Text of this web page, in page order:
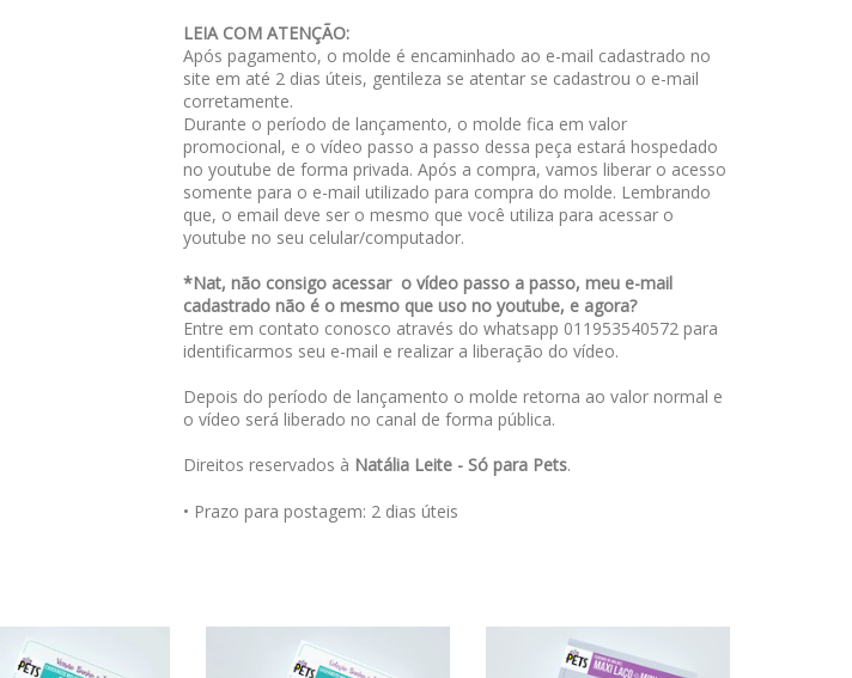
LEIA COM ATENÇÃO:
Após pagamento, o molde é encaminhado ao e-mail cadastrado no
site em até 2 dias úteis, gentileza se atentar se cadastrou o e-mail
corretamente.
Durante o período de lançamento, o molde fica em valor
promocional, e o vídeo passo a passo dessa peça estará hospedado
no youtube de forma privada. Após a compra, vamos liberar o acesso
somente para o e-mail utilizado para compra do molde. Lembrando
que, o email deve ser o mesmo que você utiliza para acessar o
youtube no seu celular/computador.
*Nat, não consigo acessar o vídeo passo a passo, meu e-mail
cadastrado não é o mesmo que uso no youtube, e agora?
Entre em contato conosco através do whatsapp 011953540572 para
identificarmos seu e-mail e realizar a liberação do vídeo.
Depois do período de lançamento o molde retorna ao valor normal e
o vídeo será liberado no canal de forma pública.
Direitos reservados à Natália Leite - Só para Pets.
• Prazo para postagem: 2 dias úteis